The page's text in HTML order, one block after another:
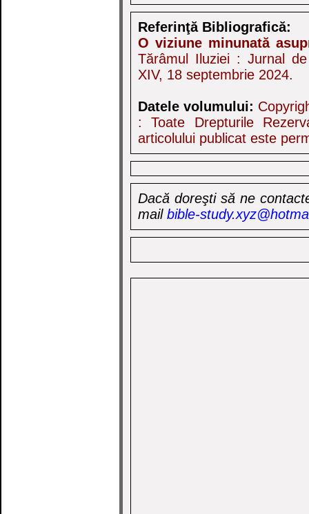
Referinţă Bibliografică:
O viziune minunată
Tărâmul Iluziei : Jurnal
XIV, 18 septembrie 2024.
Datele volumului:
: Toate Drepturile
articolului publicat este
Dacă doreşti să ne
mail bible-